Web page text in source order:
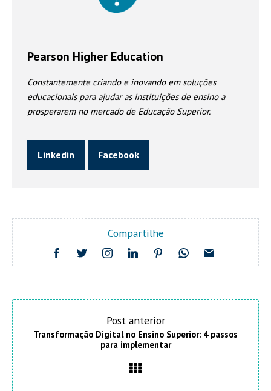
Pearson Higher Education
Constantemente criando e inovando em soluções
educacionais para ajudar as instituições de ensino a
prosperarem no mercado de Educação Superior.
Linkedin Facebook
Compartilhe
Post anterior
Transformação Digital no Ensino Superior: 4 passos
para implementar